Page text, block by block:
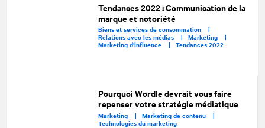
Tendances 2022 : Communication de la
marque et notoriété
Biens et services de consommation |
Relations avec les médias |Marketing |
Marketing d’influence |Tendances 2022
Pourquoi Wordle devrait vous faire
repenser votre stratégie médiatique
Marketing | Marketing de contenu |
Technologies du marketing